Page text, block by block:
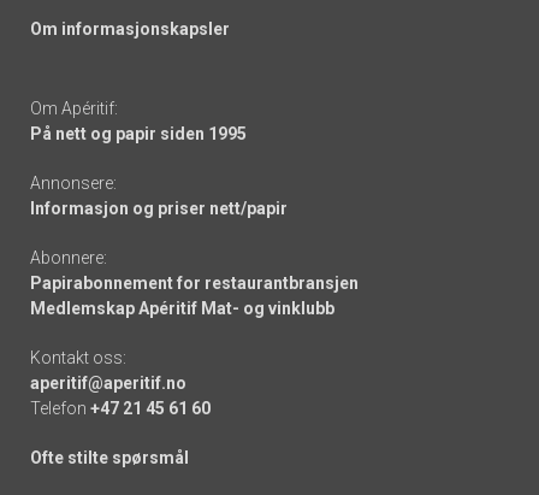
Om informasjonskapsler
Om Apéritif:
På nett og papir siden 1995
Annonsere:
Informasjon og priser nett/papir
Abonnere:
Papirabonnement for restaurantbransjen
Medlemskap Apéritif Mat- og vinklubb
Kontakt oss:
aperitif@aperitif.no
Telefon +47 21 45 61 60
Ofte stilte spørsmål